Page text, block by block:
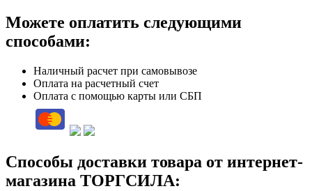
Можете оплатить следующими
способами:
Наличный расчет при самовывозе
Оплата на расчетный счет
Оплата с помощью карты или СБП
Способы доставки товара от интернет-
магазина ТОРГСИЛА: